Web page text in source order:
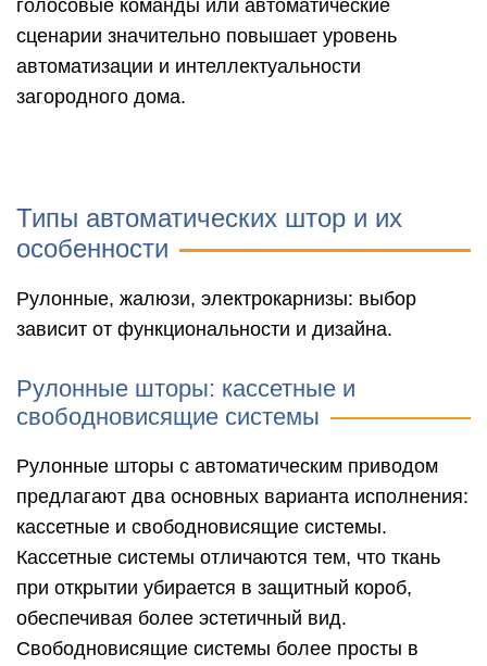
голосовые команды или автоматические
сценарии значительно повышает уровень
автоматизации и интеллектуальности
загородного дома.
Типы автоматических штор и их
особенности
Рулонные, жалюзи, электрокарнизы: выбор
зависит от функциональности и дизайна.
Рулонные шторы: кассетные и
свободновисящие системы
Рулонные шторы с автоматическим приводом
предлагают два основных варианта исполнения:
кассетные и свободновисящие системы.
Кассетные системы отличаются тем, что ткань
при открытии убирается в защитный короб,
обеспечивая более эстетичный вид.
Свободновисящие системы более просты в